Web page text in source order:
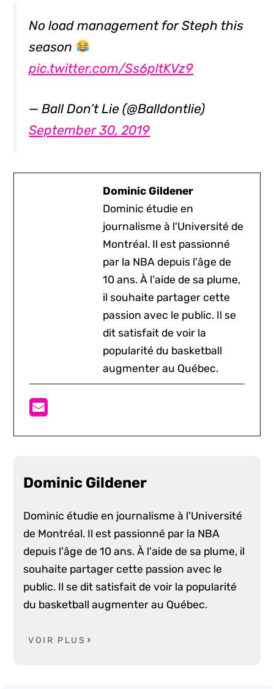
No load management for Steph this
season
pic.twitter.com/Ss6pltKVz9
— Ball Don’t Lie (@Balldontlie)
September 30, 2019
Dominic Gildener
Dominic étudie en
journalisme à l'Université de
Montréal. Il est passionné
par la NBA depuis l'âge de
10 ans. À l'aide de sa plume,
il souhaite partager cette
passion avec le public. Il se
dit satisfait de voir la
popularité du basketball
augmenter au Québec.
Dominic Gildener
Dominic étudie en journalisme à l'Université
de Montréal. Il est passionné par la NBA
depuis l'âge de 10 ans. À l'aide de sa plume, il
souhaite partager cette passion avec le
public. Il se dit satisfait de voir la popularité
du basketball augmenter au Québec.
VOIR PLUS